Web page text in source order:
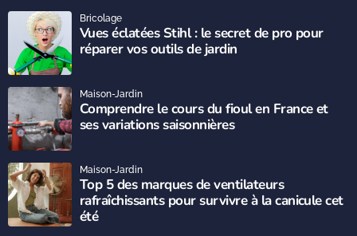
Vues éclatées Stihl : le secret de pro pour
réparer vos outils de jardin
Bricolage
Comprendre le cours du fioul en France et
ses variations saisonnières
Maison-Jardin
Top 5 des marques de ventilateurs
rafraîchissants pour survivre à la canicule cet
été
Maison-Jardin